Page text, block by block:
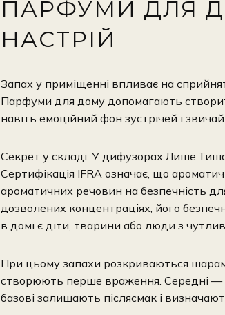
ПАРФУМИ ДЛЯ
НАСТРІЙ
Запах у приміщенні впливає на
Парфуми для дому допомагають
навіть емоційний фон зустрічей і
Секрет у складі. У дифузорах
Сертифікація IFRA означає, що
ароматичних речовин на безпечність
дозволених концентраціях, його
в домі є діти, тварини або люди з
При цьому запахи розкриваються
створюють перше враження. Середні —
базові залишають післясмак і